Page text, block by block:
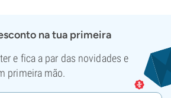
na tua primeira
e fica a par das novidades e
primeira mão.